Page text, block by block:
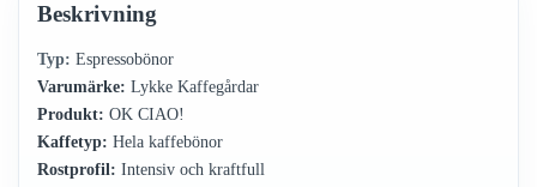
Beskrivning
Typ: Espressobönor
Varumärke: Lykke Kaffegårdar
Produkt: OK CIAO!
Kaffetyp: Hela kaffebönor
Rostprofil: Intensiv och kraftfull